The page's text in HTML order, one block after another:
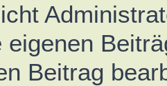
eigenen
Beitrag